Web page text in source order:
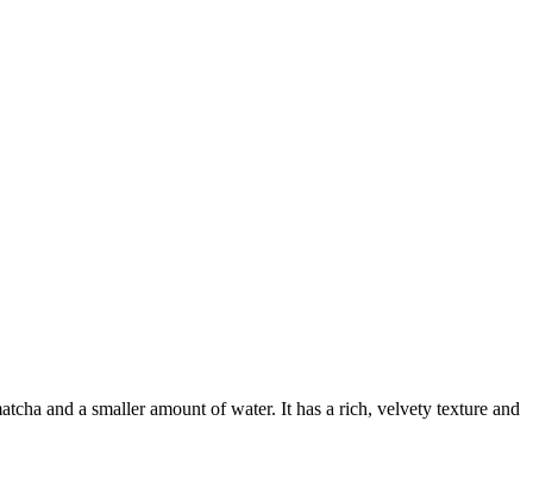
and a smaller amount of water. It has a rich, velvety texture and